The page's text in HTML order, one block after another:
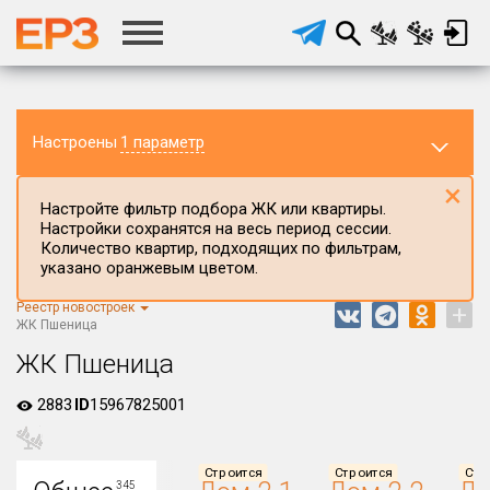
Настроены 1 параметр
Регион ЖК
Все
Населённый пункт
Настройте фильтр подбора ЖК или квартиры.
Настройки сохранятся на весь период сессии.
Количество квартир, подходящих по фильтрам,
указано оранжевым цветом.
×
Реестр новостроек
ЖК Пшеница
+
ЖК Пшеница
2883 ID15967825001
345
Строится Строится